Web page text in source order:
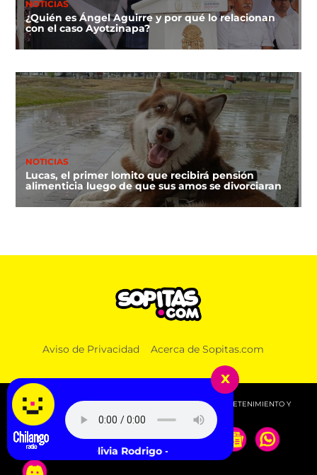
NOTICIAS
¿Quién es Ángel Aguirre y por qué lo relacionan
con el caso Ayotzinapa?
NOTICIAS
Lucas, el primer lomito que recibirá pensión
alimenticia luego de que sus amos se divorciaran
Aviso de Privacidad Acerca de Sopitas.com
© 2026 SOPITAS.COM - MÚSICA, NOTICIAS, DEPORTES, ENTRETENIMIENTO Y
MÁS!.
x
Olivia Rodrigo - drop dead